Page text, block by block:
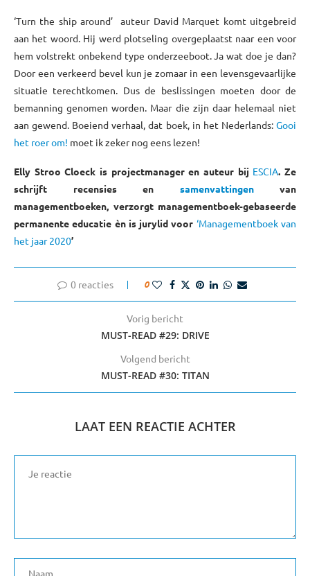
‘Turn the ship around’ auteur David Marquet komt uitgebreid
aan het woord. Hij werd plotseling overgeplaatst naar een voor
hem volstrekt onbekend type onderzeeboot. Ja wat doe je dan?
Door een verkeerd bevel kun je zomaar in een levensgevaarlijke
situatie terechtkomen. Dus de beslissingen moeten door de
bemanning genomen worden. Maar die zijn daar helemaal niet
aan gewend. Boeiend verhaal, dat boek, in het Nederlands: Gooi
het roer om! moet ik zeker nog eens lezen!
Elly Stroo Cloeck is projectmanager en auteur bij ESCIA. Ze
schrijft recensies en samenvattingenvan
managementboeken, verzorgt managementboek-gebaseerde
permanente educatie èn is jurylid voor ‘Managementboek van
het jaar 2020’
0 reacties 0
Vorig bericht
MUST-READ #29: DRIVE
Volgend bericht
MUST-READ #30: TITAN
LAAT EEN REACTIE ACHTER